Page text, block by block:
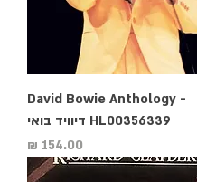
David Bowie Anthology -
HL00356339 דיוויד בואי
מחיר